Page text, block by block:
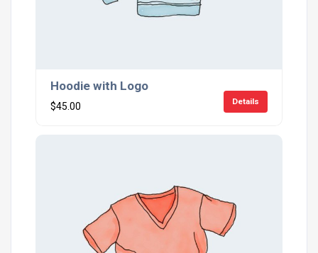
Hoodie with Logo
$45.00 Details